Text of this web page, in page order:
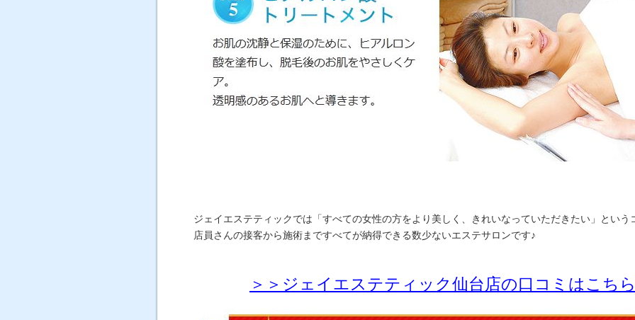
ジェイエステティックでは「すべての女性の方をより美しく、きれいなっていただきたい」という
店員さんの接客から施術まですべてが納得できる数少ないエステサロンです♪
＞＞ジェイエステティック仙台店の口コミはこち